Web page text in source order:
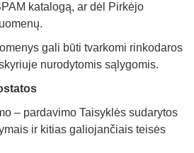
katalogą, ar dėl Pirkėjo
gali būti tvarkomi rinkodaros
nurodytomis sąlygomis.
– pardavimo Taisyklės sudarytos
ir kitias galiojančiais teisės